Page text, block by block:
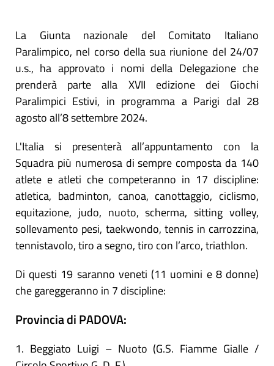
La Giunta nazionale del Comitato Italiano
Paralimpico, nel corso della sua riunione del 24/07
u.s., ha approvato i nomi della Delegazione che
prenderà parte alla XVII edizione dei Giochi
Paralimpici Estivi, in programma a Parigi dal 28
agosto all’8 settembre 2024.
L'Italia si presenterà all’appuntamento con la
Squadra più numerosa di sempre composta da 140
atlete e atleti che competeranno in 17 discipline:
atletica, badminton, canoa, canottaggio, ciclismo,
equitazione, judo, nuoto, scherma, sitting volley,
sollevamento pesi, taekwondo, tennis in carrozzina,
tennistavolo, tiro a segno, tiro con l’arco, triathlon.
Di questi 19 saranno veneti (11 uomini e 8 donne)
che gareggeranno in 7 discipline:
Provincia di PADOVA:
1. Beggiato Luigi – Nuoto (G.S. Fiamme Gialle /